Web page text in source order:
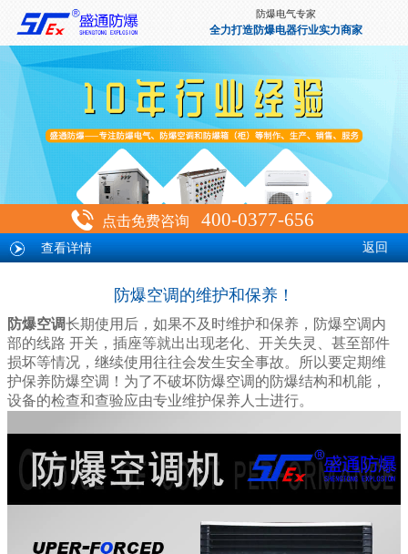
防爆电气专家
全力打造防爆电器行业实力商家
点击免费咨询 400-0377-656
返回
查看详情
防爆空调的维护和保养！
防爆空调长期使用后，如果不及时维护和保养，防爆空调内
部的线路 开关，插座等就出出现老化、开关失灵、甚至部件
损坏等情况，继续使用往往会发生安全事故。所以要定期维
护保养防爆空调！为了不破坏防爆空调的防爆结构和机能，
设备的检查和查验应由专业维护保养人士进行。